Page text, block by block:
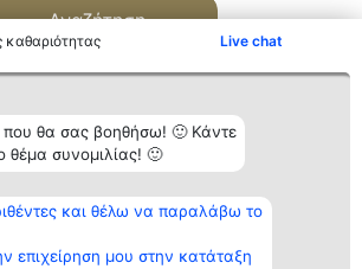
καθαριότητας Live chat
που θα σας βοηθήσω! 🙂 Κάντε
θέμα συνομιλίας! 🙂
και θέλω να παραλάβω το
επιχείρηση μου στην κατάταξη
Αναζήτηση
Κατάταξη
Διακριθέντες
των
διακριθέντων
Επικοινωνία
Επικοινωνία